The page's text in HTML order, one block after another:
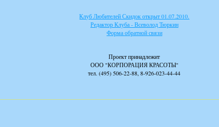
Клуб Любителей Скидок открыт 01.07.2010.
Редактор Клуба - Всеволод Тюркин
Форма обратной связи
Проект принадлежит
ООО "КОРПОРАЦИЯ КРАСОТЫ"
тел. (495) 506-22-88, 8-926-023-44-44